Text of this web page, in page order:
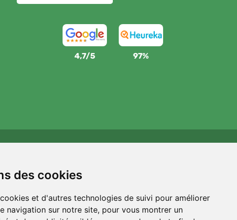
des cookies
et d'autres technologies de suivi pour améliorer
navigation sur notre site, pour vous montrer un
4,7/5 97%
Voor elke bestelling planten we een boom! Lees meer
Over ons.